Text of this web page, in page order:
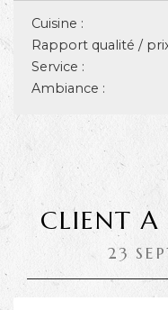
Cuisine :
Rapport qualité /
Service :
Ambiance :
CLIENT A
23